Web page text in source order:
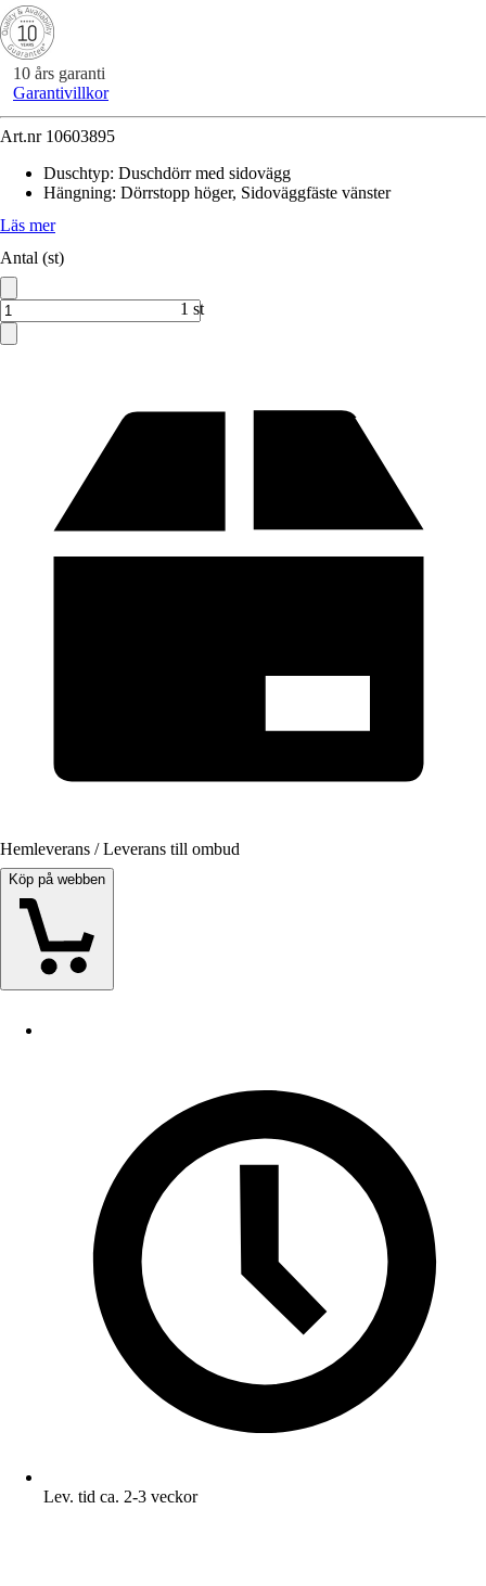
10 års garanti
Garantivillkor
Art.nr 10603895
Duschtyp: Duschdörr med sidovägg
Hängning: Dörrstopp höger, Sidoväggfäste vänster
Läs mer
Antal (st)
1 st
Hemleverans / Leverans till ombud
Köp på webben
Lev. tid ca. 2-3 veckor